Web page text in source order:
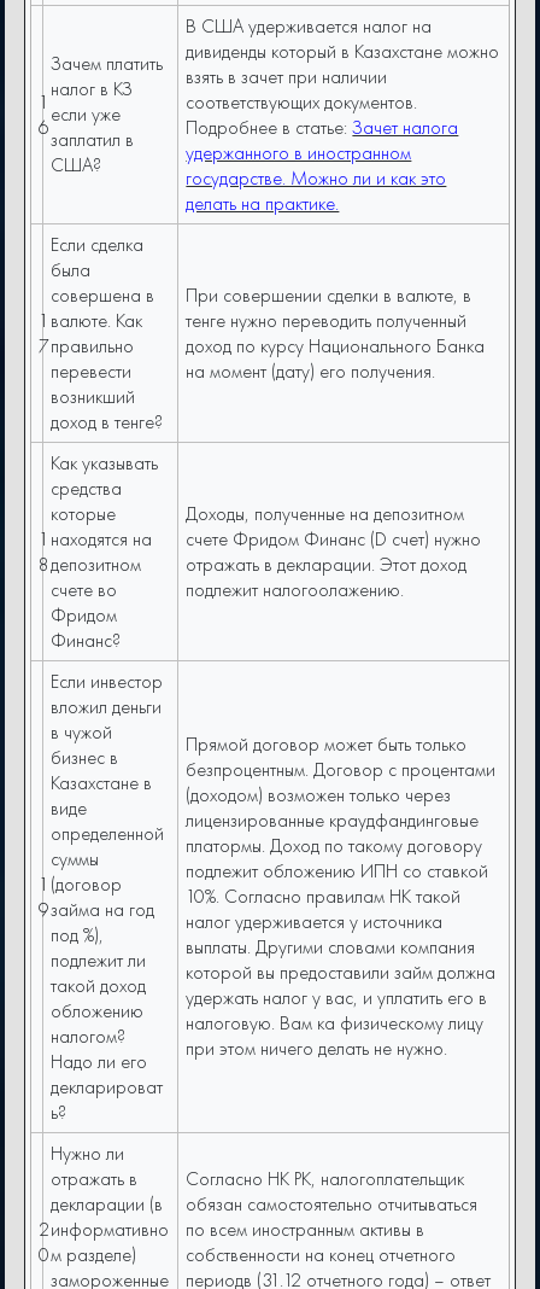
1
6
Зачем платить
налог в КЗ
если уже
заплатил в
США?
В США удерживается налог на
дивиденды который в Казахстане можно
взять в зачет при наличии
соответствующих документов.
Подробнее в статье:Зачет налога
удержанного в иностранном
государстве. Можно ли и как это
делать на практике.
1
7
Если сделка
была
совершена в
валюте. Как
правильно
перевести
возникший
доход в тенге?
При совершении сделки в валюте, в
тенге нужно переводить полученный
доход по курсу Национального Банка
на момент (дату) его получения.
1
8
Как указывать
средства
которые
находятся на
депозитном
счете во
Фридом
Финанс?
Доходы, полученные на депозитном
счете Фридом Финанс (D счет) нужно
отражать в декларации. Этот доход
подлежит налогоолажению.
1
9
Если инвестор
вложил деньги
в чужой
бизнес в
Казахстане в
виде
определенной
суммы
(договор
займа на год
под %),
подлежит ли
такой доход
обложению
налогом?
Надо ли его
декларироват
ь?
Прямой договор может быть только
безпроцентным. Договор с процентами
(доходом) возможен только через
лицензированные краудфандинговые
платормы. Доход по такому договору
подлежит обложению ИПН со ставкой
10%. Согласно правилам НК такой
налог удерживается у источника
выплаты. Другими словами компания
которой вы предоставили займ должна
удержать налог у вас, и уплатить его в
налоговую. Вам ка физическому лицу
при этом ничего делать не нужно.
2
0
Нужно ли
отражать в
декларации (в
информативно
м разделе)
замороженные
Согласно НК РК, налогоплательщик
обязан самостоятельно отчитываться
по всем иностранным активы в
собственности на конец отчетного
периодв (31.12 отчетного года) – ответ